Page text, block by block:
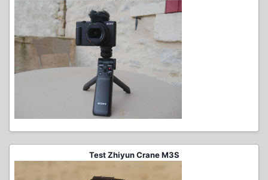
Test Zhiyun Crane M3S